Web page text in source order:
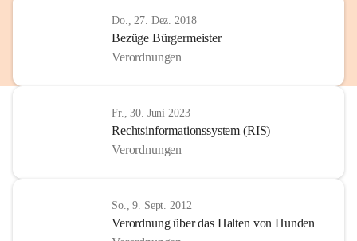
Do., 27. Dez. 2018
Bezüge Bürgermeister
Verordnungen
Fr., 30. Juni 2023
Rechtsinformationssystem (RIS)
Verordnungen
So., 9. Sept. 2012
Verordnung über das Halten von Hunden